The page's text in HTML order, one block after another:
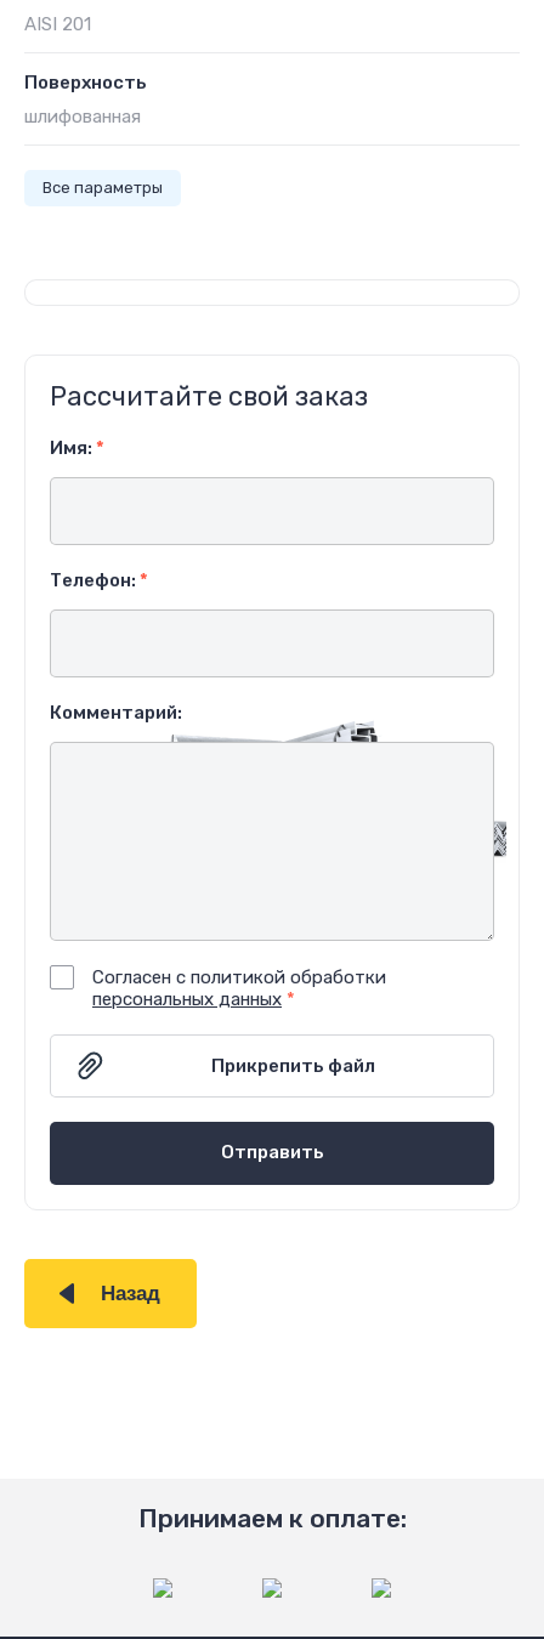
AISI 201
Поверхность
шлифованная
Все параметры
Рассчитайте свой заказ
Имя: *
Телефон: *
Комментарий:
Согласен с политикой обработки
персональных данных *
Отправить
Назад
Принимаем к оплате: